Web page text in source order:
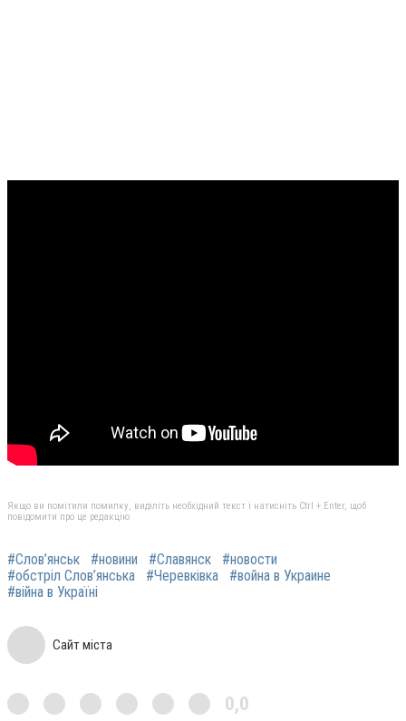
Якщо ви помітили помилку, виділіть необхідний текст і натисніть Ctrl + Enter, щоб
повідомити про це редакцію
#Слов’янськ #новини #Славянск
#новости
#обстріл Слов’янська
#Черевківка
#война в Украине
#війна в Україні
Сайт міста
0,0